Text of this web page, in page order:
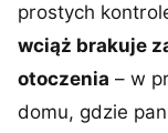
prostych
wciąż brakuje
otoczenia – w
domu, gdzie